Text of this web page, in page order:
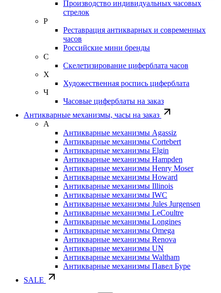
Производство индивидуальных часовых
стрелок
Р
Реставрация антикварных и современных
часов
Российские мини бренды
С
Скелетизирование циферблата часов
Х
Художественная роспись циферблата
Ч
Часовые циферблаты на заказ
Антикварные механизмы, часы на заказ
А
Антикварные механизмы Agassiz
Антикварные механизмы Cortebert
Антикварные механизмы Elgin
Антикварные механизмы Hampden
Антикварные механизмы Henry Moser
Антикварные механизмы Howard
Антикварные механизмы Illinois
Антикварные механизмы IWC
Антикварные механизмы Jules Jurgensen
Антикварные механизмы LeCoultre
Антикварные механизмы Longines
Антикварные механизмы Omega
Антикварные механизмы Renova
Антикварные механизмы UN
Антикварные механизмы Waltham
Антикварные механизмы Павел Буре
SALE